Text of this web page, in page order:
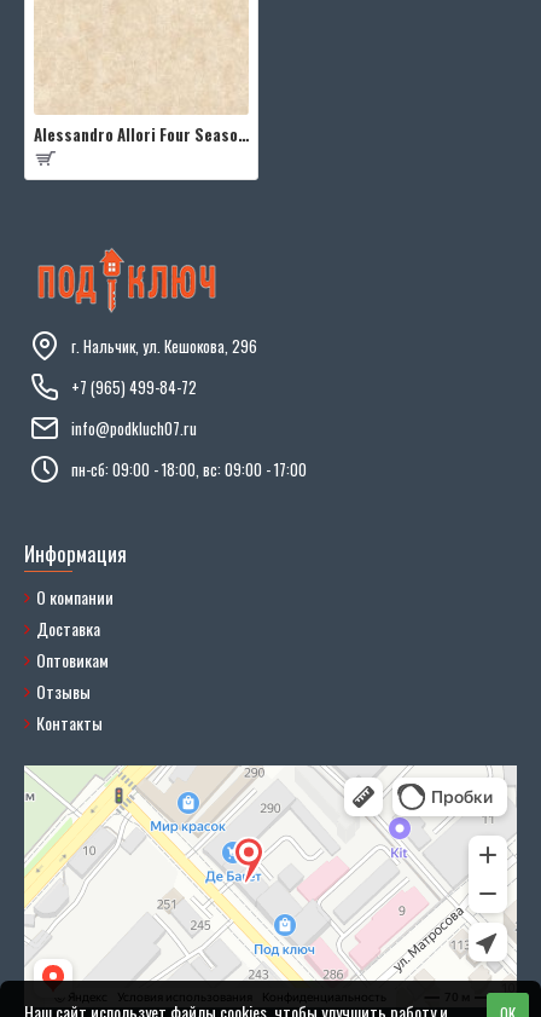
Alessandro Allori Four Seasons RST1608-3
г. Нальчик, ул. Кешокова, 296
+7 (965) 499-84-72
info@podkluch07.ru
пн-сб: 09:00 - 18:00, вс: 09:00 - 17:00
Информация
О компании
Доставка
Оптовикам
Отзывы
Контакты
Наш сайт использует файлы cookies, чтобы улучшить работу и